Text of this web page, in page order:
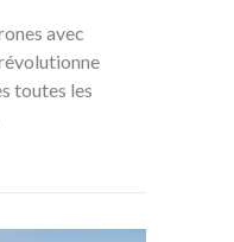
avec
toutes les